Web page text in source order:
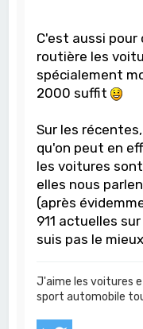
C'est aussi pour
routière les
spécialement
2000 suffit
Sur les
qu'on peut en
les voitures
elles nous
(après
911 actuelles
suis pas le
J'aime les voitures
sport automobile